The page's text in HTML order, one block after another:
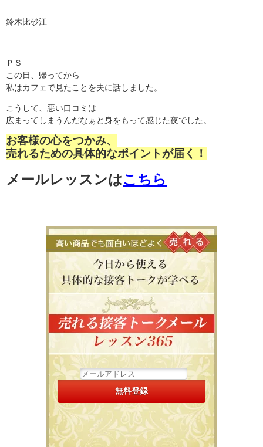
鈴木比砂江
ＰＳ
この日、帰ってから
私はカフェで見たことを夫に話しました。
こうして、悪い口コミは
広まってしまうんだなぁと身をもって感じた夜でした。
お客様の心をつかみ、
売れるための具体的なポイントが届く！
メールレッスンはこちら